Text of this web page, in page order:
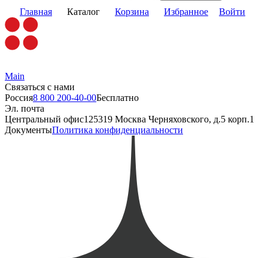
Главная Каталог Корзина Избранное Войти
Main
Связаться с нами
Россия8 800 200-40-00Бесплатно
Эл. почта
Центральный офис125319 Москва Черняховского, д.5 корп.1
ДокументыПолитика конфиденциальности